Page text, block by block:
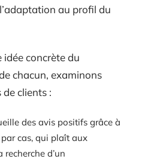
au profil du
idée concrète du
chacun, examinons
clients :
des avis positifs grâce à
cas, qui plaît aux
d’un